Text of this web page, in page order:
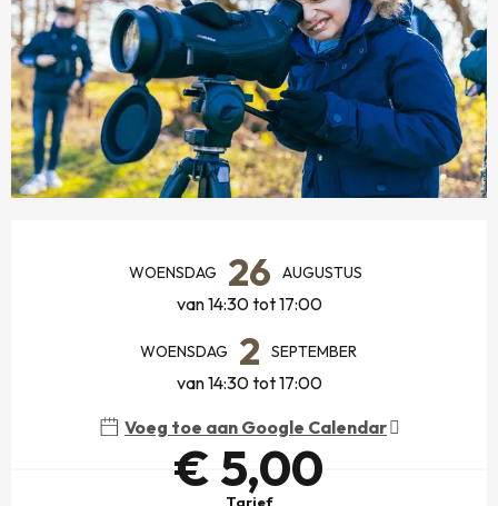
WOENSDAG 26 AUGUSTUS
van 14:30 tot 17:00
WOENSDAG 2 SEPTEMBER
van 14:30 tot 17:00
Voeg toe aan Google Calendar
€ 5,00
Tarief